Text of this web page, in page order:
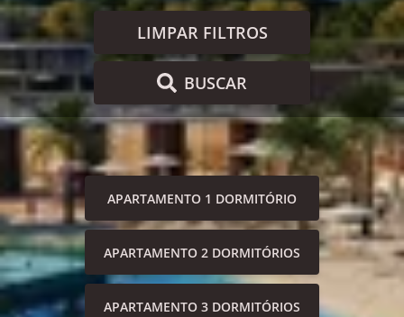
LIMPAR FILTROS
BUSCAR
APARTAMENTO 1 DORMITÓRIO
APARTAMENTO 2 DORMITÓRIOS
APARTAMENTO 3 DORMITÓRIOS